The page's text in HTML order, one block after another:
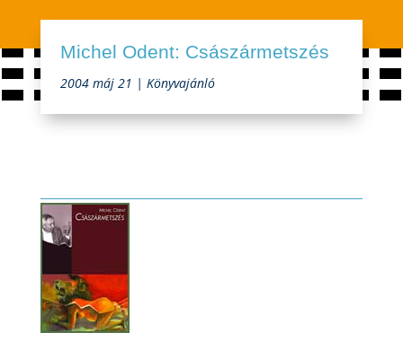
Michel Odent: Császármetszés
2004 máj 21 |Könyvajánló